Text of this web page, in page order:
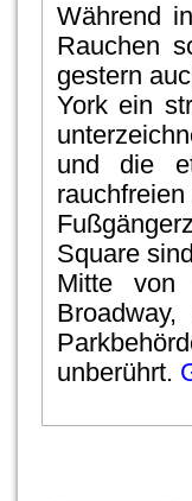
Während
Rauchen
gestern
York ein
und die
Square
Mitte von
unberührt.